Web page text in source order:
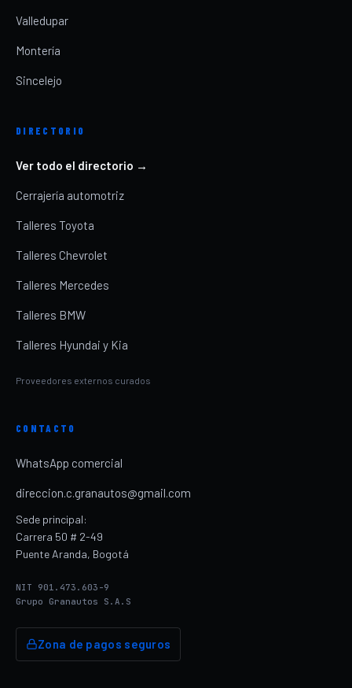
Valledupar
Montería
Sincelejo
DIRECTORIO
Ver todo el directorio →
Cerrajería automotriz
Talleres Toyota
Talleres Chevrolet
Talleres Mercedes
Talleres BMW
Talleres Hyundai y Kia
Proveedores externos curados
CONTACTO
WhatsApp comercial
direccion.c.granautos@gmail.com
Sede principal:
Carrera 50 # 2-49
Puente Aranda, Bogotá
NIT 901.473.603-9
Grupo Granautos S.A.S
Zona de pagos seguros